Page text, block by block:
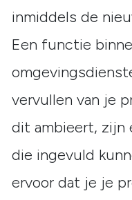
inmiddels de
Een functie
vervullen van je
dit ambieert, zijn
die ingevuld
ervoor dat je je